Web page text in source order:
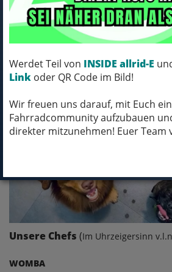
Werdet Teil von INSIDE allrid-E
Link oder QR Code im Bild!
Wir freuen uns darauf, mit Euch
Fahrradcommunity aufzubauen
direkter mitzunehmen! Euer Team
Unsere Chefs (Im Uhrzeigersinn
WOMBA